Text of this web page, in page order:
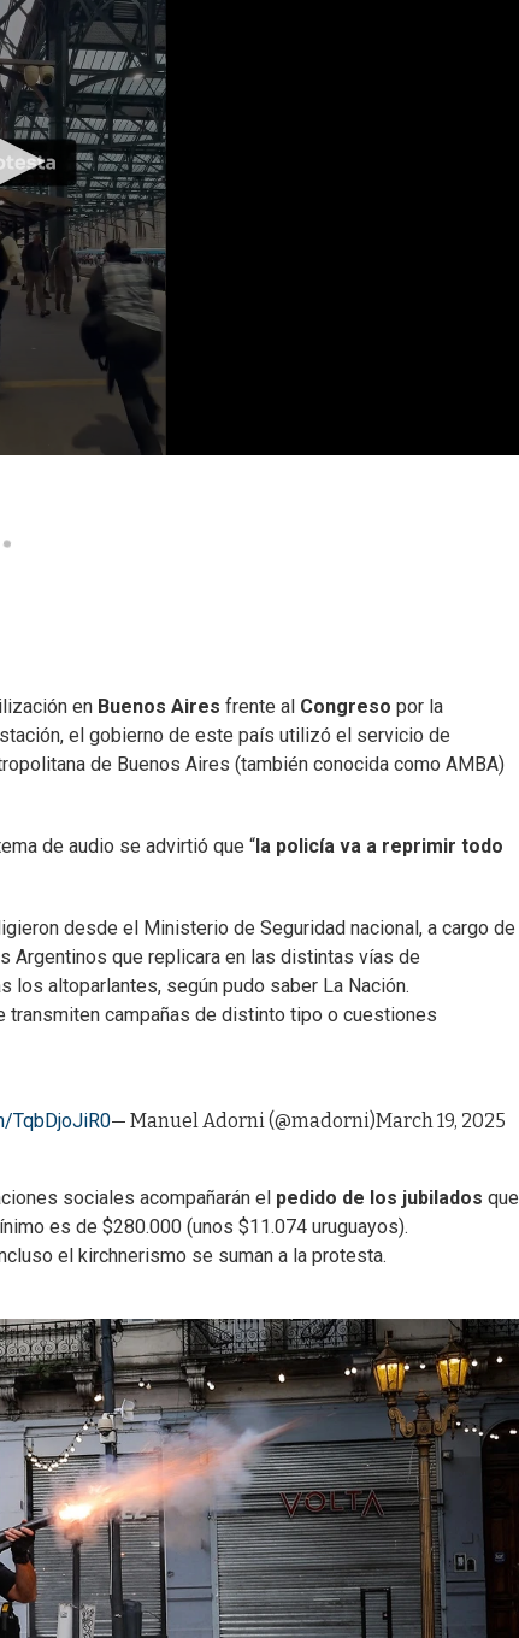
en Buenos Aires frente al Congreso por la
el gobierno de este país utilizó el servicio de
de Buenos Aires (también conocida como AMBA)
de audio se advirtió que “ la policía va a reprimir todo
desde el Ministerio de Seguridad nacional, a cargo de
Argentinos que replicara en las distintas vías de
los altoparlantes, según pudo saber La Nación.
campañas de distinto tipo o cuestiones
TqbDjoJiR0— Manuel Adorni (@madorni)March 19, 2025
sociales acompañarán el pedido de los jubilados que
es de $280.000 (unos $11.074 uruguayos).
el kirchnerismo se suman a la protesta.